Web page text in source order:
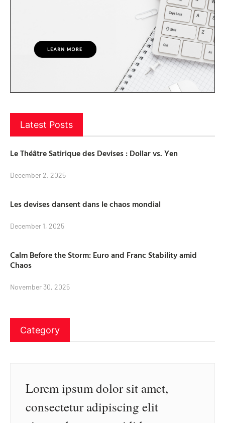
Latest Posts
Le Théâtre Satirique des Devises : Dollar vs. Yen
December 2, 2025
Les devises dansent dans le chaos mondial
December 1, 2025
Calm Before the Storm: Euro and Franc Stability amid
Chaos
November 30, 2025
Category
Lorem ipsum dolor sit amet,
consectetur adipiscing elit